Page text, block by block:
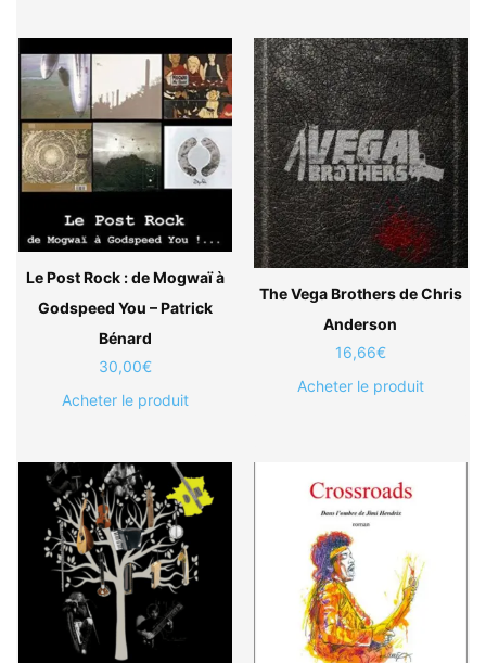
Le Post Rock : de Mogwaï à
Godspeed You – Patrick
Bénard
30,00€
Acheter le produit
The Vega Brothers de Chris
Anderson
16,66€
Acheter le produit